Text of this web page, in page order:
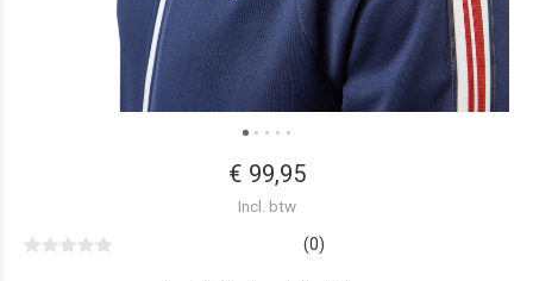
€ 99,95
Incl. btw
(0)